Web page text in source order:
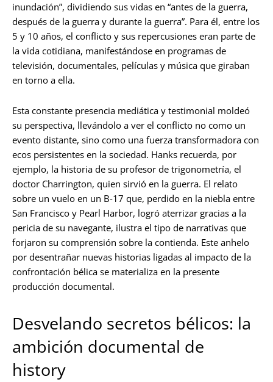
inundación”, dividiendo sus vidas en “antes de la guerra,
después de la guerra y durante la guerra”. Para él, entre los
5 y 10 años, el conflicto y sus repercusiones eran parte de
la vida cotidiana, manifestándose en programas de
televisión, documentales, películas y música que giraban
en torno a ella.
Esta constante presencia mediática y testimonial moldeó
su perspectiva, llevándolo a ver el conflicto no como un
evento distante, sino como una fuerza transformadora con
ecos persistentes en la sociedad. Hanks recuerda, por
ejemplo, la historia de su profesor de trigonometría, el
doctor Charrington, quien sirvió en la guerra. El relato
sobre un vuelo en un B-17 que, perdido en la niebla entre
San Francisco y Pearl Harbor, logró aterrizar gracias a la
pericia de su navegante, ilustra el tipo de narrativas que
forjaron su comprensión sobre la contienda. Este anhelo
por desentrañar nuevas historias ligadas al impacto de la
confrontación bélica se materializa en la presente
producción documental.
Desvelando secretos bélicos: la
ambición documental de
history